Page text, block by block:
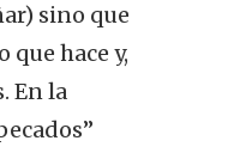
sino que
hace y,
En la